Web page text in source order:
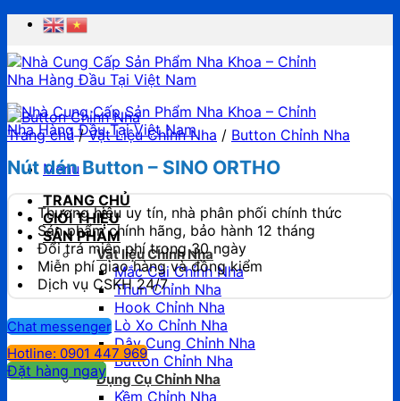
Chuyển
nội
dung
Menu
TRANG CHỦ
GIỚI THIỆU
SẢN PHẨM
Vật liệu Chỉnh Nha
Mắc Cài Chỉnh Nha
Thun Chỉnh Nha
Hook Chỉnh Nha
Lò Xo Chỉnh Nha
Dây Cung Chỉnh Nha
Button Chỉnh Nha
Dụng Cụ Chỉnh Nha
Kềm Chỉnh Nha
Trang chủ / Vật Liệu Chỉnh Nha / Button Chỉnh Nha
Nút dán Button – SINO ORTHO
Thương hiệu uy tín, nhà phân phối chính thức
Sản phẩm chính hãng, bảo hành 12 tháng
Đổi trả miễn phí trong 30 ngày
Miễn phí giao hàng và đồng kiểm
Dịch vụ CSKH 24/7
Chat messenger
Hotline: 0901 447 969
Đặt hàng ngay